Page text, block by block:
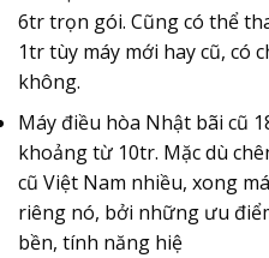
6tr trọn gói. Cũng có thể
1tr tùy máy mới hay cũ, có
không.
Máy điều hòa Nhật bãi cũ
khoảng từ 10tr. Mặc dù
cũ Việt Nam nhiều, xong
riêng nó, bởi những ưu
bền, tính năng hiệ